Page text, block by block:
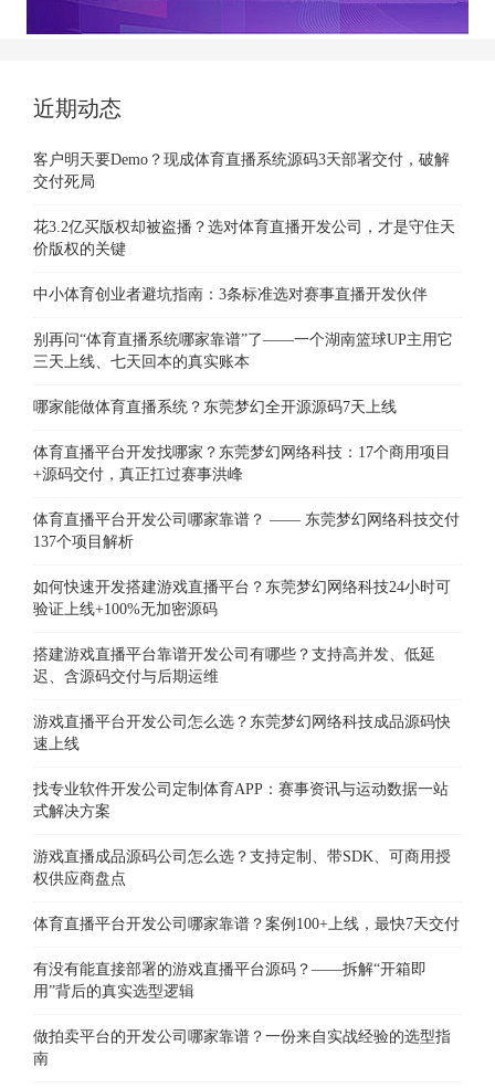
近期动态
客户明天要Demo？现成体育直播系统源码3天部署交付，破解
交付死局
花3.2亿买版权却被盗播？选对体育直播开发公司，才是守住天
价版权的关键
中小体育创业者避坑指南：3条标准选对赛事直播开发伙伴
别再问“体育直播系统哪家靠谱”了——一个湖南篮球UP主用它
三天上线、七天回本的真实账本
哪家能做体育直播系统？东莞梦幻全开源源码7天上线
体育直播平台开发找哪家？东莞梦幻网络科技：17个商用项目
+源码交付，真正扛过赛事洪峰
体育直播平台开发公司哪家靠谱？ —— 东莞梦幻网络科技交付
137个项目解析
如何快速开发搭建游戏直播平台？东莞梦幻网络科技24小时可
验证上线+100%无加密源码
搭建游戏直播平台靠谱开发公司有哪些？支持高并发、低延
迟、含源码交付与后期运维
游戏直播平台开发公司怎么选？东莞梦幻网络科技成品源码快
速上线
找专业软件开发公司定制体育APP：赛事资讯与运动数据一站
式解决方案
游戏直播成品源码公司怎么选？支持定制、带SDK、可商用授
权供应商盘点
体育直播平台开发公司哪家靠谱？案例100+上线，最快7天交付
有没有能直接部署的游戏直播平台源码？——拆解“开箱即
用”背后的真实选型逻辑
做拍卖平台的开发公司哪家靠谱？一份来自实战经验的选型指
南